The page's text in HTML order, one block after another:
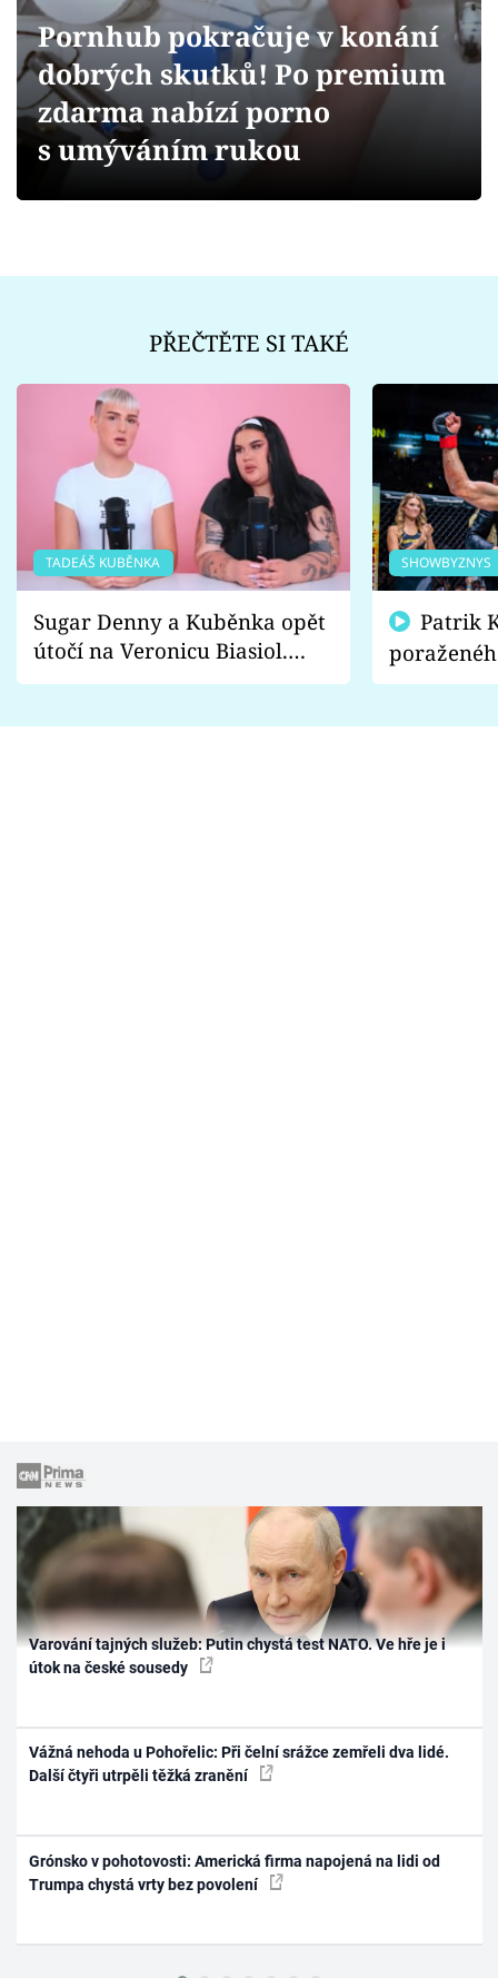
Videa
Sledujte prima+
Pornhub pokračuje v konání
dobrých skutků! Po premium
zdarma nabízí porno
s umýváním rukou
PŘEČTĚTE SI TAKÉ
TADEÁŠ KUBĚNKA
Sugar Denny a Kuběnka opět
útočí na Veronicu Biasiol.
Proč je podle nich falešná a
SHOWBYZNYS
fanoušci
Varování tajných služeb: Putin chystá test NATO. Ve hře je i
útok na české sousedy
Vážná nehoda u Pohořelic: Při čelní srážce zemřeli dva lidé.
Další čtyři utrpěli těžká zranění
Grónsko v pohotovosti: Americká firma napojená na lidi od
Trumpa chystá vrty bez povolení